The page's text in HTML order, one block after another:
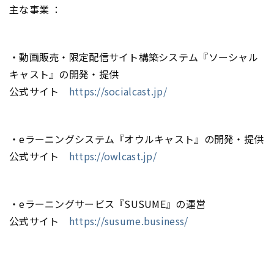
主な事業 ：
・動画販売・限定配信サイト構築システム『ソーシャル
キャスト』の開発・提供
公式サイト https://socialcast.jp/
・eラーニングシステム『オウルキャスト』の開発・提供
公式サイト https://owlcast.jp/
・eラーニングサービス『SUSUME』の運営
公式サイト https://susume.business/